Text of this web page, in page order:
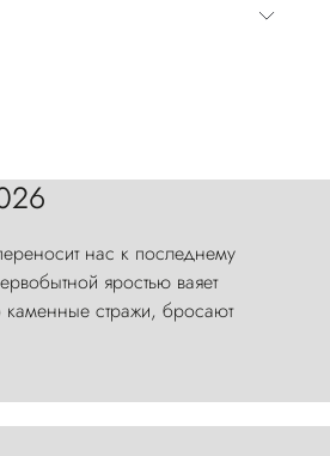
нас к последнему
яростью ваяет
стражи, бросают